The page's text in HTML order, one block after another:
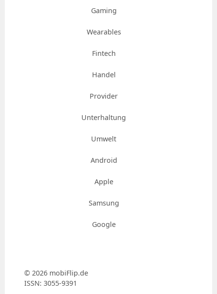
Gaming
Wearables
Fintech
Handel
Provider
Unterhaltung
Umwelt
Android
Apple
Samsung
Google
© 2026 mobiFlip.de
ISSN: 3055-9391